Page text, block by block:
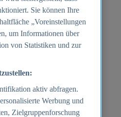
Sie können Ihre
„Voreinstellungen
um Informationen über
von Statistiken und zur
aktiv abfragen.
Werbung und
Zielgruppenforschung